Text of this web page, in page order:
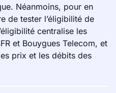
Néanmoins, pour en
de tester l’éligibilité de
centralise les
et Bouygues Telecom, et
prix et les débits des